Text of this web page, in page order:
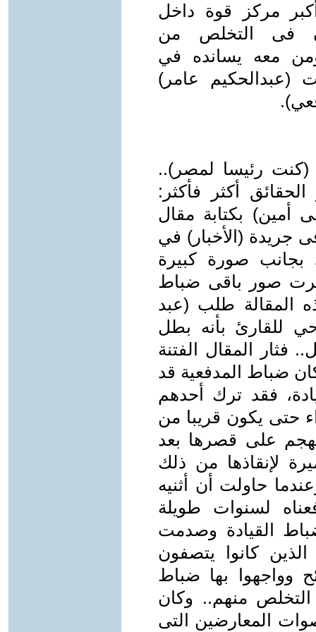
مركز قوة داخل
فى التخلص من
ومن معه يسانده في
(عبدالحكيم عامر)
(كنت رئيسا لمصر)..
أكثر فأكثر:
أمين) بكتابة مقال
جريدة (الأخبار) في
بجانب صورة كبيرة
صور باقى ضباط
المقالة طلب (عبد
للقارئ بأنه بطل
فثار المقال الفتنة
ضباط المدفعية قد
فقد ترك أحدهم
حتى يكون قريبا من
على قصرها بعد
لإنقاذها من ذلك
حاولت أن أثنيه
لسنوات طويلة
القيادة وصدمت
كانوا يتصفون
وواجهوا بها ضباط
التخلص منهم.. وكان
المعارضين التى